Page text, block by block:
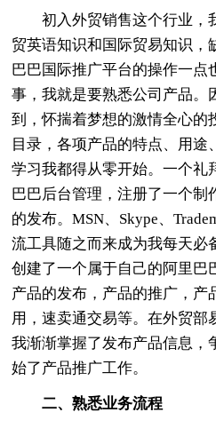
初入外贸销售这个行业，
贸英语知识和国际贸易知识，
巴巴国际推广平台的操作一点
事，我就是要熟悉公司产品。
到，怀揣着梦想的激情全心的
目录，各项产品的特点、用途
学习我都得从零开始。一个礼
巴巴后台管理，注册了一个制
的发布。MSN、Skype、
流工具随之而来成为我每天必
创建了一个属于自己的阿里巴
产品的发布，产品的推广，产
用，速卖通交易等。在外贸部
我渐渐掌握了发布产品信息，
始了产品推广工作。
二、熟悉业务流程